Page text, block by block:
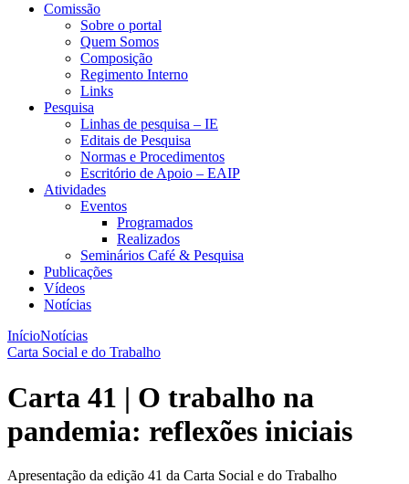
Comissão
Sobre o portal
Quem Somos
Composição
Regimento Interno
Links
Pesquisa
Linhas de pesquisa – IE
Editais de Pesquisa
Normas e Procedimentos
Escritório de Apoio – EAIP
Atividades
Eventos
Programados
Realizados
Seminários Café & Pesquisa
Publicações
Vídeos
Notícias
InícioNotícias
Carta Social e do Trabalho
Carta 41 | O trabalho na
pandemia: reflexões iniciais
Apresentação da edição 41 da Carta Social e do Trabalho